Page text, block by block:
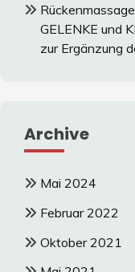
GELENKE und
zur Ergänzung
Archive
Mai 2024
Februar 2022
Oktober 2021